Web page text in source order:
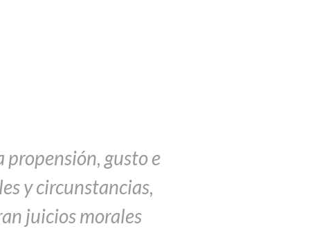
propensión, gusto e
y circunstancias,
juicios morales